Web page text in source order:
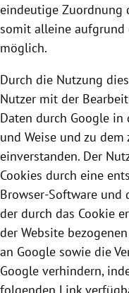
eindeutige Zuordnung
somit alleine
möglich.
Durch die Nutzung
Nutzer mit der
Daten durch Google in
und Weise und zu
einverstanden. Der
Cookies durch eine
Browser-Software und
der durch das Cookie
der Website
an Google sowie die
Google verhindern,
folgenden Link